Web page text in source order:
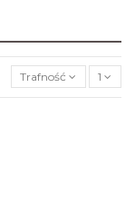
Trafność 1